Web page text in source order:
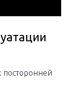
посторонней